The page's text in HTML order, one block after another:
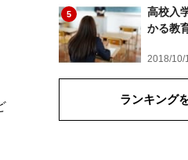
5
高校入
かる教
2018/10/
ランキング